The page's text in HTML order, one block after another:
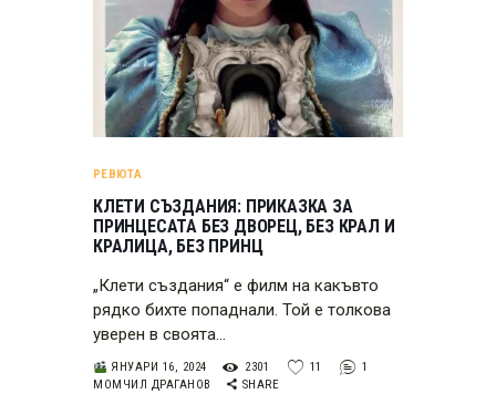
ИНТЕРВЮТА
ЗА НАС
РЕВЮТА
КЛЕТИ СЪЗДАНИЯ: ПРИКАЗКА ЗА
ПРИНЦЕСАТА БЕЗ ДВОРЕЦ, БЕЗ КРАЛ И
КРАЛИЦА, БЕЗ ПРИНЦ
„Клети създания“ е филм на какъвто
рядко бихте попаднали. Той е толкова
уверен в своята…
ЯНУАРИ 16, 2024 2301 11
1
МОМЧИЛ ДРАГАНОВ
SHARE